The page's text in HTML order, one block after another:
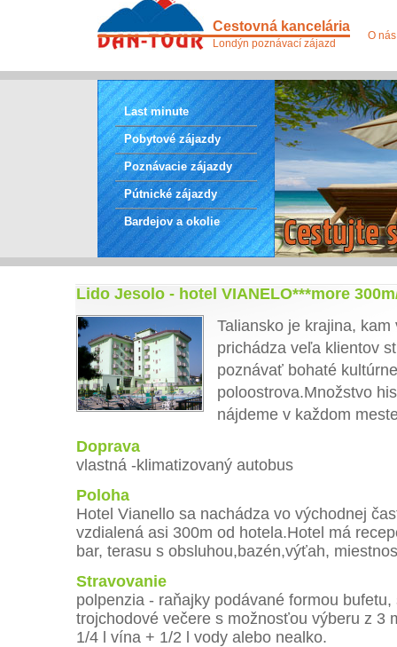
Cestovná kancelária
Londýn poznávací zájazd
O nás
Last minute
Pobytové zájazdy
Poznávacie zájazdy
Pútnické zájazdy
Bardejov a okolie
Lido Jesolo - hotel VIANELO***more
Taliansko je krajina,
prichádza veľa klientov
poznávať bohaté
poloostrova.Množstvo
nájdeme v každom
Doprava
vlastná -klimatizovaný autobus
Poloha
Hotel Vianello sa nachádza vo východnej
vzdialená asi 300m od hotela.Hotel má
bar, terasu s obsluhou,bazén,výťah,
Stravovanie
polpenzia - raňajky podávané formou
trojchodové večere s možnosťou výberu z 3
1/4 l vína + 1/2 l vody alebo nealko.